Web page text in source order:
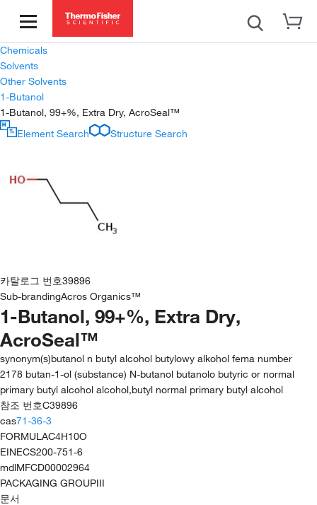
Chemicals
Solvents
Other Solvents
1-Butanol
1-Butanol, 99+%, Extra Dry, AcroSeal™
Element Search
Structure Search
카탈로그 번호39896
Sub-brandingAcros Organics™
1-Butanol, 99+%, Extra Dry,
AcroSeal™
synonym(s)butanol n butyl alcohol butylowy alkohol fema number
2178 butan-1-ol (substance) N-butanol butanolo butyric or normal
primary butyl alcohol alcohol,butyl normal primary butyl alcohol
참조 번호C39896
cas71-36-3
FORMULAC4H10O
EINECS200-751-6
mdlMFCD00002964
PACKAGING GROUPIII
문서